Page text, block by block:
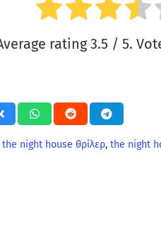
rating3.5 / 5.
the night house θρίλερ, the night